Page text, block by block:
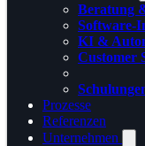
Beratung
Software-
KI &
Customer
Prozesse
Referenzen
Unternehmen